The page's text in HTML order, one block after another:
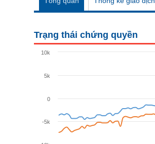
Trạng thái chứng quyền
-5k
0
5k
10k
VS-SECTOR
NGUYÊN VẬT LIỆU
TIÊU DÙNG KHÔNG THIẾT YẾU
TIÊU DÙNG THIẾT YẾU
CHĂM SÓC SỨC KHỎE